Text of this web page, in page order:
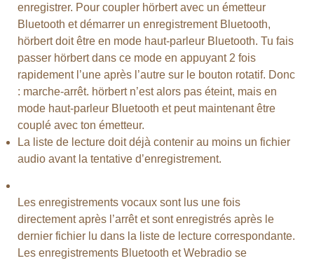
enregistrer. Pour coupler hörbert avec un émetteur
Bluetooth et démarrer un enregistrement Bluetooth,
hörbert doit être en mode haut-parleur Bluetooth. Tu fais
passer hörbert dans ce mode en appuyant 2 fois
rapidement l’une après l’autre sur le bouton rotatif. Donc
: marche-arrêt. hörbert n’est alors pas éteint, mais en
mode haut-parleur Bluetooth et peut maintenant être
couplé avec ton émetteur.
La liste de lecture doit déjà contenir au moins un fichier
audio avant la tentative d’enregistrement.
Les enregistrements vocaux sont lus une fois
directement après l’arrêt et sont enregistrés après le
dernier fichier lu dans la liste de lecture correspondante.
Les enregistrements Bluetooth et Webradio se